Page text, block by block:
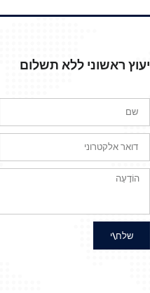
יעוץ ראשוני ללא תשלום
שלח\י